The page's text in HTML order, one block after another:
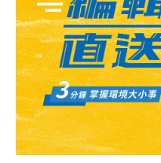
料」、「節能塗料」、「
「隔熱外牆系統」、「隔
至6項。「再生綠建材」
粒料」、「隔熱混凝土用
料」、「屋頂隔熱磚」及
準，評定項目由22項擴充
訂，「高性能防音綠建材